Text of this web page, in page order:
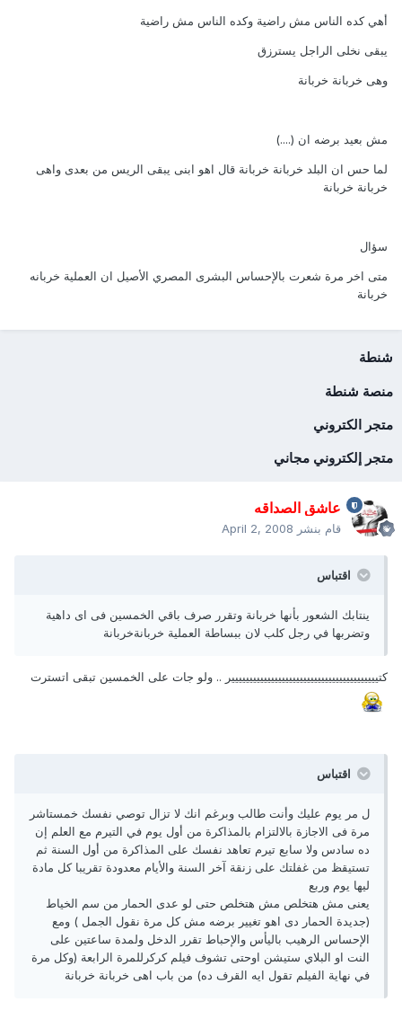
أهي كده الناس مش راضية وكده الناس مش راضية
يبقى نخلى الراجل يسترزق
وهى خربانة خربانة
مش بعيد برضه ان (....)
لما حس ان البلد خربانة خربانة قال اهو ابنى يبقى الريس من بعدى واهى
خربانة خربانة
سؤال
متى اخر مرة شعرت بالإحساس البشرى المصري الأصيل ان العملية خربانه
خربانة
شنطة
منصة شنطة
متجر الكتروني
متجر إلكتروني مجاني
عاشق الصداقه
قام بنشر April 2, 2008
اقتباس
ينتابك الشعور بأنها خربانة وتقرر صرف باقي الخمسين فى اى داهية
وتضربها في رجل كلب لان ببساطة العملية خربانةخربانة
كتييييييييييييييييييييييييييييييييييييييييير .. ولو جات على الخمسين تبقى اتسترت
اقتباس
ل مر يوم عليك وأنت طالب وبرغم انك لا تزال توصي نفسك خمستاشر
مرة فى الاجازة بالالتزام بالمذاكرة من أول يوم في التيرم مع العلم إن
ده سادس ولا سابع تيرم تعاهد نفسك على المذاكرة من أول السنة ثم
تستيقظ من غفلتك على زنقة آخر السنة والأيام معدودة تقريبا كل مادة
ليها يوم وربع
يعنى مش هتخلص مش هتخلص حتى لو عدى الحمار من سم الخياط
(جديدة الحمار دى اهو تغيير برضه مش كل مرة نقول الجمل ) ومع
الإحساس الرهيب باليأس والإحباط تقرر الدخل ولمدة ساعتين على
النت او البلاي ستيشن اوحتى تشوف فيلم كركرللمرة الرابعة (وكل مرة
في نهاية الفيلم تقول ايه القرف ده) من باب اهى خربانة خربانة